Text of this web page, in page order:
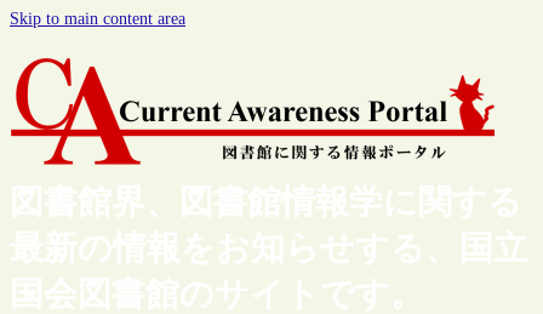
Skip to main content area
図書館界、図書館情報学に関する
最新の情報をお知らせする、国立
国会図書館のサイトです。